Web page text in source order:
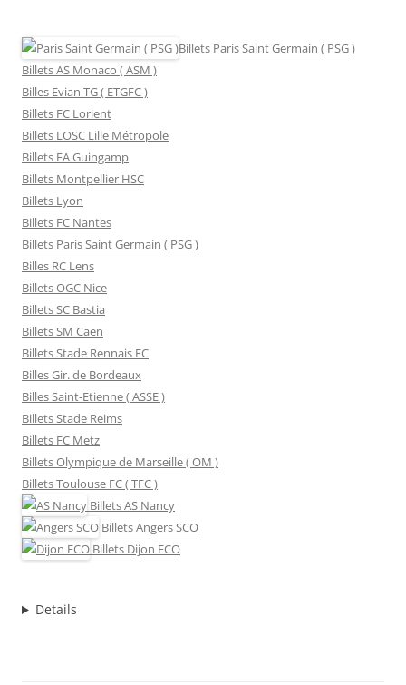
Billets Paris Saint Germain ( PSG )
Billets AS Monaco ( ASM )
Billes Evian TG ( ETGFC )
Billets FC Lorient
Billets LOSC Lille Métropole
Billets EA Guingamp
Billets Montpellier HSC
Billets Lyon
Billets FC Nantes
Billets Paris Saint Germain ( PSG )
Billes RC Lens
Billets OGC Nice
Billets SC Bastia
Billets SM Caen
Billets Stade Rennais FC
Billes Gir. de Bordeaux
Billes Saint-Etienne ( ASSE )
Billets Stade Reims
Billets FC Metz
Billets Olympique de Marseille ( OM )
Billets Toulouse FC ( TFC )
BilletsAS Nancy
BilletsAngers SCO
Billets Dijon FCO
Details